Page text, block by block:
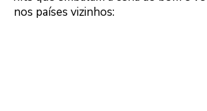
nos países vizinhos: